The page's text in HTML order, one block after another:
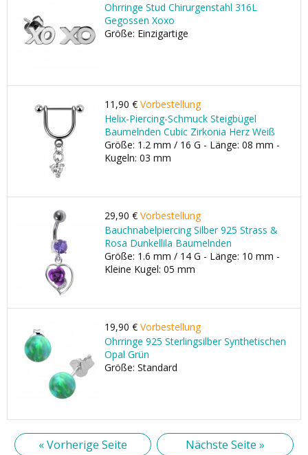
Ohrringe Stud Chirurgenstahl 316L
Gegossen Xoxo
Größe: Einzigartige
11,90 € Vorbestellung
Helix-Piercing-Schmuck Steigbügel
Baumelnden Cubic Zirkonia Herz Weiß
Größe: 1.2 mm / 16 G - Länge: 08 mm -
Kugeln: 03 mm
29,90 € Vorbestellung
Bauchnabelpiercing Silber 925 Strass &
Rosa Dunkellila Baumelnden
Größe: 1.6 mm / 14 G - Länge: 10 mm -
Kleine Kugel: 05 mm
19,90 € Vorbestellung
Ohrringe 925 Sterlingsilber Synthetischen
Opal Grün
Größe: Standard
« Vorherige Seite Nächste Seite »